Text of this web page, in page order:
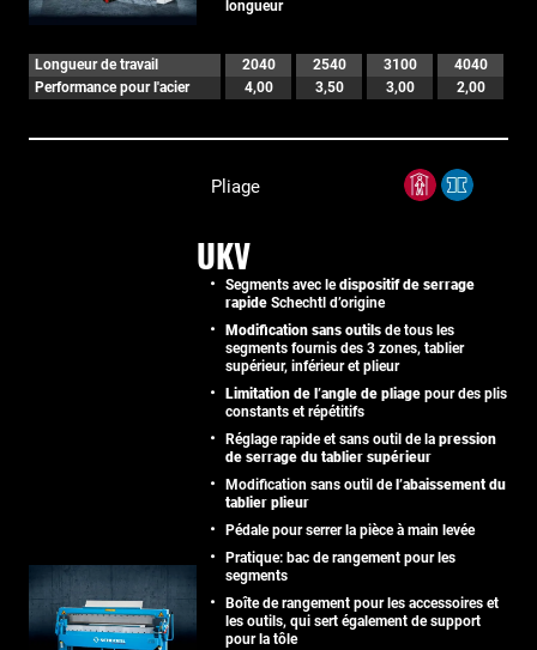
longueur
Longueur de travail 2040 2540 3100
4040
Performance pour l'acier
4,00 3,50 3,00 2,00
Pliage
UKV
Segments avec ledispositif de serrage
rapide Schechtl d’origine
Modification sans outils de tous les
segments fournis des 3 zones, tablier
supérieur, inférieur et plieur
Limitation de l’angle de pliage pour des plis
constants et répétitifs
Réglage rapide et sans outil de la pression
de serrage du tablier supérieur
Modification sans outil de l’abaissement du
tablier plieur
Pédale pour serrer la pièce à main levée
Pratique: bac de rangement pour les
segments
Boîte de rangement pour les accessoires et
les outils, qui sert également de support
pour la tôle